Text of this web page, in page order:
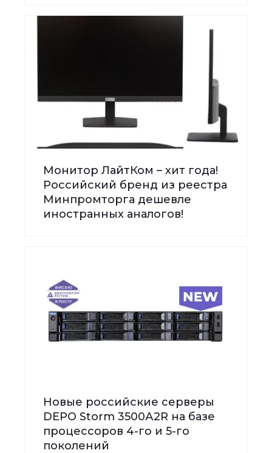
Монитор ЛайтКом – хит года!
Российский бренд из реестра
Минпромторга дешевле
иностранных аналогов!
Новые российские серверы
DEPO Storm 3500А2R на базе
процессоров 4-го и 5-го
поколений